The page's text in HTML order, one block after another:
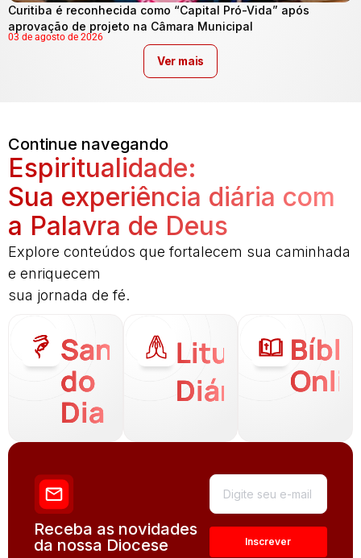
Curitiba é reconhecida como “Capital Pró-Vida” após
aprovação de projeto na Câmara Municipal
03 de agosto de 2026
Ver mais
Continue navegando
Espiritualidade:
Sua experiência diária com
a Palavra de Deus
Explore conteúdos que fortalecem sua caminhada
e enriquecem
sua jornada de fé.
Santo
do
Dia
Liturgia
Diária
Receba as novidades
da nossa Diocese